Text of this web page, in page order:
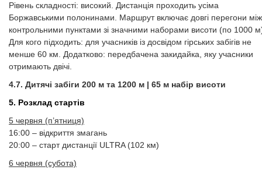
Рівень складності: високий. Дистанція проходить усіма
Боржавськими полонинами. Маршрут включає довгі перегони між
контрольними пунктами зі значними наборами висоти (по 1000
Для кого підходить: для учасників із досвідом гірських забігів не
менше 60 км. Додатково: передбачена закидайка, яку учасники
отримають двічі.
4.7. Дитячі забіги 200 м та 1200 м | 65 м набір висоти
5. ​​​​​​​Розклад стартів
5 червня (п’ятниця)
16:00 – відкриття змагань
20:00 – старт дистанції ULTRA (102 км)
6 червня (субота)